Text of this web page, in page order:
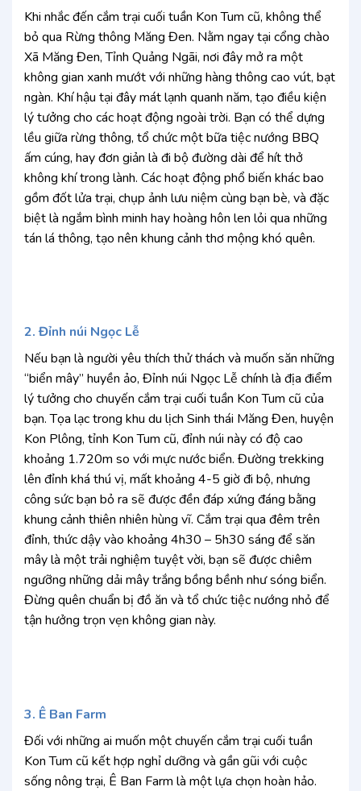
Khi nhắc đến cắm trại cuối tuần Kon Tum cũ, không thể
bỏ qua Rừng thông Măng Đen. Nằm ngay tại cổng chào
Xã Măng Đen, Tỉnh Quảng Ngãi, nơi đây mở ra một
không gian xanh mướt với những hàng thông cao vút, bạt
ngàn. Khí hậu tại đây mát lạnh quanh năm, tạo điều kiện
lý tưởng cho các hoạt động ngoài trời. Bạn có thể dựng
lều giữa rừng thông, tổ chức một bữa tiệc nướng BBQ
ấm cúng, hay đơn giản là đi bộ đường dài để hít thở
không khí trong lành. Các hoạt động phổ biến khác bao
gồm đốt lửa trại, chụp ảnh lưu niệm cùng bạn bè, và đặc
biệt là ngắm bình minh hay hoàng hôn len lỏi qua những
tán lá thông, tạo nên khung cảnh thơ mộng khó quên.
2. Đỉnh núi Ngọc Lễ
Nếu bạn là người yêu thích thử thách và muốn săn những
“biển mây” huyền ảo, Đỉnh núi Ngọc Lễ chính là địa điểm
lý tưởng cho chuyến cắm trại cuối tuần Kon Tum cũ của
bạn. Tọa lạc trong khu du lịch Sinh thái Măng Đen, huyện
Kon Plông, tỉnh Kon Tum cũ, đỉnh núi này có độ cao
khoảng 1.720m so với mực nước biển. Đường trekking
lên đỉnh khá thú vị, mất khoảng 4-5 giờ đi bộ, nhưng
công sức bạn bỏ ra sẽ được đền đáp xứng đáng bằng
khung cảnh thiên nhiên hùng vĩ. Cắm trại qua đêm trên
đỉnh, thức dậy vào khoảng 4h30 – 5h30 sáng để săn
mây là một trải nghiệm tuyệt vời, bạn sẽ được chiêm
ngưỡng những dải mây trắng bồng bềnh như sóng biển.
Đừng quên chuẩn bị đồ ăn và tổ chức tiệc nướng nhỏ để
tận hưởng trọn vẹn không gian này.
3. Ê Ban Farm
Đối với những ai muốn một chuyến cắm trại cuối tuần
Kon Tum cũ kết hợp nghỉ dưỡng và gần gũi với cuộc
sống nông trại, Ê Ban Farm là một lựa chọn hoàn hảo.